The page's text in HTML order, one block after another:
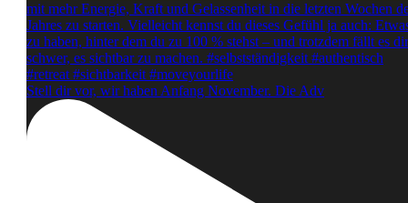
Stell dir vor, wir haben Anfang November. Die Adv